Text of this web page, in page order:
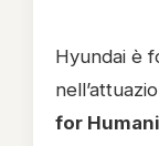
Hyundai è
for